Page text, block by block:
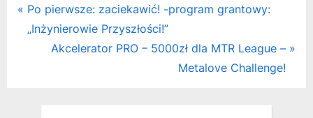
Nawigacja
wpisu
P
Po pierwsze: zaciekawić! -program grantowy:
„Inżynierowie Przyszłości!”
N
Akcelerator PRO – 5000zł dla MTR League –
Metalove Challenge!